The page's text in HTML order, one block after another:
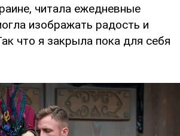
читала ежедневные
изображать радость и
что я закрыла пока для себя